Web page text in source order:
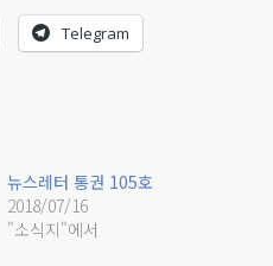
Telegram
뉴스레터 통권 105호
2018/07/16
"소식지"에서